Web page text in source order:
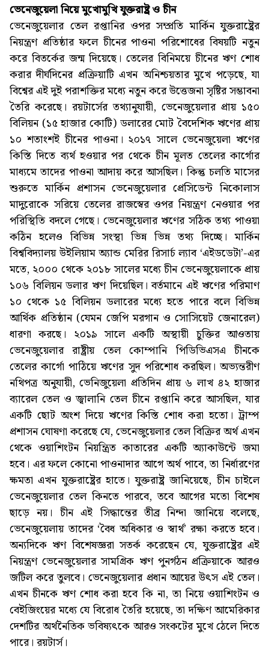
ভেনেজুয়েলা নিয়ে মুখোমুখি যুক্তরাষ্ট্র ও চীন
ভেনেজুয়েলার তেল রপ্তানির ওপর সম্প্রতি মার্কিন যুক্তরাষ্ট্রের
নিয়ন্ত্রণ প্রতিষ্ঠার ফলে চীনের পাওনা পরিশোধের বিষয়টি নতুন
করে বিতর্কের জন্ম দিয়েছে। তেলের বিনিময়ে চীনের ঋণ শোধ
করার দীর্ঘদিনের প্রক্রিয়াটি এখন অনিশ্চয়তার মুখে পড়েছে, যা
বিশ্বের এই দুই পরাশক্তির মধ্যে নতুন করে উত্তেজনা সৃষ্টির সম্ভাবনা
তৈরি করেছে। রয়টার্সের তথ্যানুযায়ী, ভেনেজুয়েলার প্রায় ১৫০
বিলিয়ন (১৫ হাজার কোটি) ডলারের মোট বৈদেশিক ঋণের প্রায়
১০ শতাংশই চীনের পাওনা। ২০১৭ সালে ভেনেজুয়েলা ঋণের
কিস্তি দিতে ব্যর্থ হওয়ার পর থেকে চীন মূলত তেলের কার্গোর
মাধ্যমে তাদের পাওনা আদায় করে আসছিল। কিন্তু চলতি মাসের
শুরুতে মার্কিন প্রশাসন ভেনেজুয়েলার প্রেসিডেন্ট নিকোলাস
মাদুরোকে সরিয়ে তেলের রাজস্বের ওপর নিয়ন্ত্রণ নেওয়ার পর
পরিস্থিতি বদলে গেছে। ভেনেজুয়েলার ঋণের সঠিক তথ্য পাওয়া
কঠিন হলেও বিভিন্ন সংস্থা ভিন্ন ভিন্ন তথ্য দিচ্ছে। মার্কিন
বিশ্ববিদ্যালয় উইলিয়াম অ্যান্ড মেরির রিসার্চ ল্যাব ‘এইডডেটা’-এর
মতে, ২০০০ থেকে ২০১৮ সালের মধ্যে চীন ভেনেজুয়েলাকে প্রায়
১০৬ বিলিয়ন ডলার ঋণ দিয়েছিল। বর্তমানে এই ঋণের পরিমাণ
১০ থেকে ১৫ বিলিয়ন ডলারের মধ্যে হতে পারে বলে বিভিন্ন
আর্থিক প্রতিষ্ঠান (যেমন জেপি মরগান ও সোসিয়েট জেনারেল)
ধারণা করছে। ২০১৯ সালে একটি অস্থায়ী চুক্তির আওতায়
ভেনেজুয়েলার রাষ্ট্রীয় তেল কোম্পানি পিডিভিএসএ চীনকে
তেলের কার্গো পাঠিয়ে ঋণের সুদ পরিশোধ করছিল। অভ্যন্তরীণ
নথিপত্র অনুযায়ী, ভেনিজুয়েলা প্রতিদিন প্রায় ৬ লাখ ৪২ হাজার
ব্যারেল তেল ও জ্বালানি তেল চীনে রপ্তানি করে আসছিল, যার
একটি ছোট অংশ দিয়ে ঋণের কিস্তি শোধ করা হতো। ট্রাম্প
প্রশাসন ঘোষণা করেছে যে, ভেনেজুয়েলার তেল বিক্রির অর্থ এখন
থেকে ওয়াশিংটন নিয়ন্ত্রিত কাতারের একটি অ্যাকাউন্টে জমা
হবে। এর ফলে কোনো পাওনাদার আগে অর্থ পাবে, তা নির্ধারণের
ক্ষমতা এখন যুক্তরাষ্ট্রের হাতে। যুক্তরাষ্ট্র জানিয়েছে, চীন চাইলে
ভেনেজুয়েলার তেল কিনতে পারবে, তবে আগের মতো বিশেষ
ছাড়ে নয়। চীন এই সিদ্ধান্তের তীব্র নিন্দা জানিয়ে বলেছে,
ভেনেজুয়েলায় তাদের ‘বৈধ অধিকার ও স্বার্থ’ রক্ষা করতে হবে।
অন্যদিকে ঋণ বিশেষজ্ঞরা সতর্ক করেছেন যে, যুক্তরাষ্ট্রের এই
নিয়ন্ত্রণ ভেনেজুয়েলার সামগ্রিক ঋণ পুনর্গঠন প্রক্রিয়াকে আরও
জটিল করে তুলবে। ভেনেজুয়েলার প্রধান আয়ের উৎস এই তেল।
এখন চীনকে ঋণ শোধ করা হবে কি না, তা নিয়ে ওয়াশিংটন ও
বেইজিংয়ের মধ্যে যে বিরোধ তৈরি হয়েছে, তা দক্ষিণ আমেরিকার
দেশটির অর্থনৈতিক ভবিষ্যৎকে আরও সংকটের মুখে ঠেলে দিতে
পারে। রয়টার্স।